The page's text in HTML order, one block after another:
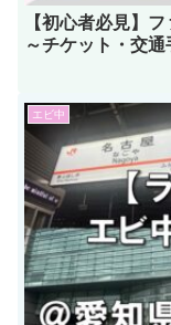
【初心者必見】
～チケット・交
エビ中